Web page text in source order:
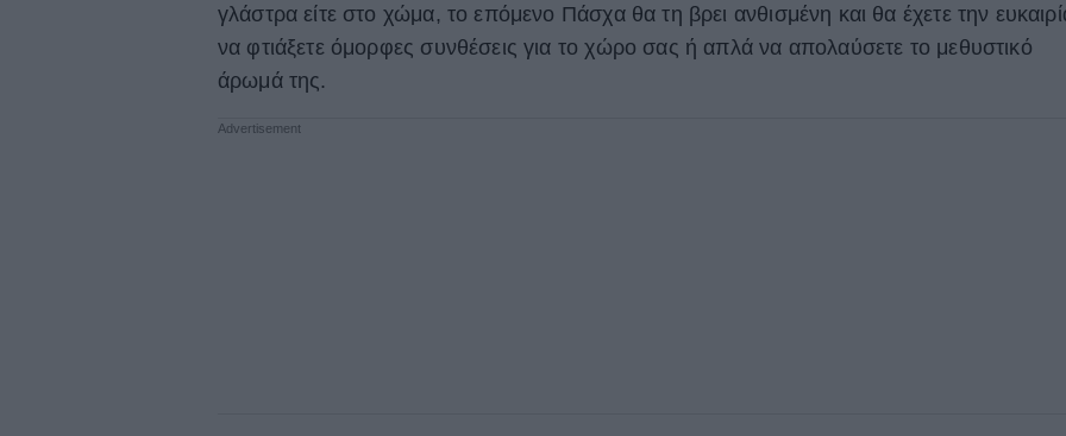
γλάστρα είτε στο χώμα, το επόμενο Πάσχα θα τη βρει ανθισμένη και θα έχετε την
να φτιάξετε όμορφες συνθέσεις για το χώρο σας ή απλά να απολαύσετε το μεθυστικό
άρωμά της.